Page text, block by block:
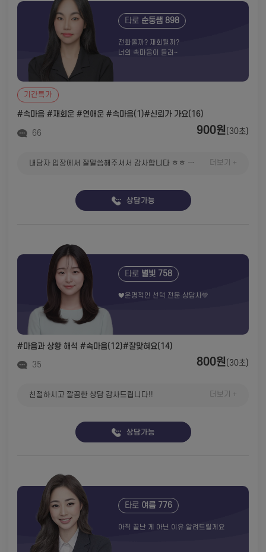
타로 순둥쌤 898
전화올까? 재회될까?
너의 속마음이 들려~
기간특가
#속마음 #재회운 #연애운 #속마음(1)#신뢰가 가요(16)
66 900원(30초)
내담자 입장에서 잘말씀해주셔서 감사합니다 ㅎㅎ 많은 위로가 되었어요! 더보기 +
상담가능
타로 별빛 758
♥️운명적인 선택 전문 상담사💚
#마음과 상황 해석 #속마음(12)#잘맞혀요(14)
35 800원(30초)
친절하시고 깔끔한 상담 감사드립니다!! 더보기 +
상담가능
타로 여름 776
아직 끝난 게 아닌 이유 알려드릴게요